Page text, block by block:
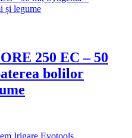
250 EC – 50
bolilor